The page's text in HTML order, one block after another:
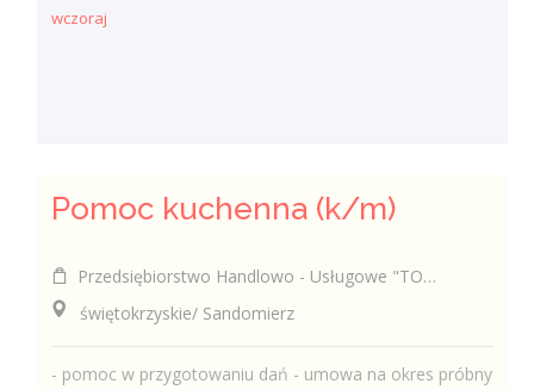
wczoraj
Pomoc kuchenna (k/m)
Przedsiębiorstwo Handlowo - Usługowe "TOMAX" Tomasz Winiarski
świętokrzyskie/ Sandomierz
- pomoc w przygotowaniu dań - umowa na okres próbny